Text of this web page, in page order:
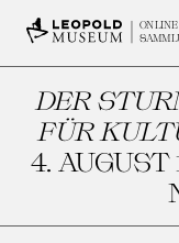
ONLINE
DER
FÜR
4. AUGUST